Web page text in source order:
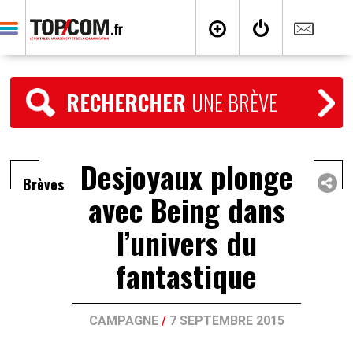
RECHERCHER UNE BRÈVE
Brèves Desjoyaux plonge
avec Being dans
l’univers du
fantastique
CAMPAGNE/ 7 SEPTEMBRE 2015